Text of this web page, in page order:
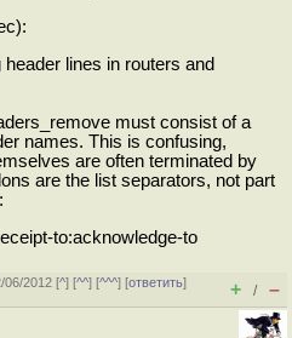
lines in routers and
must consist of a
names. This is confusing,
are often terminated by
are the list separators, not part
to:acknowledge-to
06/2012 [^] [^^] [^^^] [ответить]
+ / –